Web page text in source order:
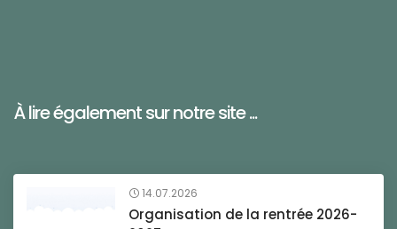
À lire également sur notre site ...
14.07.2026
Organisation de la rentrée 2026-